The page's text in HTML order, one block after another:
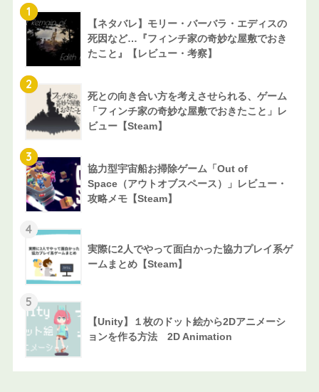
1
【ネタバレ】モリー・バーバラ・エディスの
死因など…『フィンチ家の奇妙な屋敷でおき
たこと』【レビュー・考察】
2
死との向き合い方を考えさせられる、ゲーム
「フィンチ家の奇妙な屋敷でおきたこと」レ
ビュー【Steam】
3
協力型宇宙船お掃除ゲーム「Out of
Space（アウトオブスペース）」レビュー・
攻略メモ【Steam】
4
実際に2人でやって面白かった協力プレイ系ゲ
ームまとめ【Steam】
5
【Unity】１枚のドット絵から2Dアニメーシ
ョンを作る方法 2D Animation